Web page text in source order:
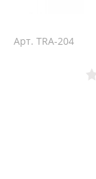
Арт. TRA-204